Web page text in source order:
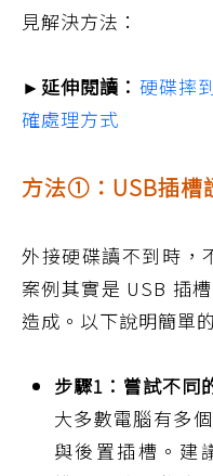
見解決方法：
►延伸閱讀： 硬碟摔
確處理方式
方法①：USB插槽
外接硬碟讀不到時，
案例其實是 USB 插
造成。以下說明簡單
步驟1：嘗試不同
大多數電腦有多
與後置插槽。建